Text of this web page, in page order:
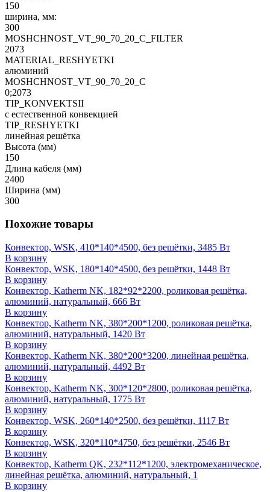
150
ширина, мм:
300
MOSHCHNOST_VT_90_70_20_C_FILTER
2073
MATERIAL_RESHYETKI
алюминий
MOSHCHNOST_VT_90_70_20_C
0;2073
TIP_KONVEKTSII
с естественной конвекцией
TIP_RESHYETKI
линейная решётка
Высота (мм)
150
Длина кабеля (мм)
2400
Ширина (мм)
300
Похожие товары
Конвектор, WSK, 410*140*4500, без решётки, 3485 Вт
В корзину
Конвектор, WSK, 180*140*4500, без решётки, 1448 Вт
В корзину
Конвектор, Katherm NK, 182*92*2200, роликовая решётка,
алюминий, натуральный, 666 Вт
В корзину
Конвектор, Katherm NK, 380*200*1200, роликовая решётка,
алюминий, натуральный, 1420 Вт
В корзину
Конвектор, Katherm NK, 380*200*3200, линейная решётка,
алюминий, натуральный, 4492 Вт
В корзину
Конвектор, Katherm NK, 300*120*2800, роликовая решётка,
алюминий, натуральный, 1775 Вт
В корзину
Конвектор, WSK, 260*140*2500, без решётки, 1117 Вт
В корзину
Конвектор, WSK, 320*110*4750, без решётки, 2546 Вт
В корзину
Конвектор, Katherm QK, 232*112*1200, электромеханическое,
линейная решётка, алюминий, натуральный, 1
В корзину